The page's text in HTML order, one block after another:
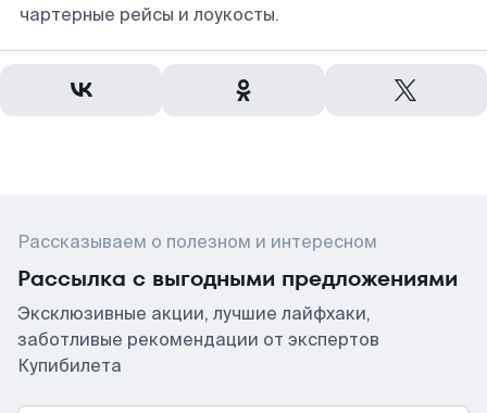
чартерные рейсы и лоукосты.
Рассказываем о полезном и интересном
Рассылка с выгодными предложениями
Эксклюзивные акции, лучшие лайфхаки,
заботливые рекомендации от экспертов
Купибилета